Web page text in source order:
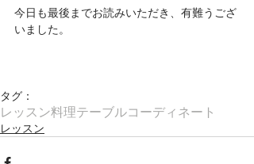
今日も最後までお読みいただき、有難うござ
いました。
タグ：
レッスン料理テーブルコーディネート
レッスン